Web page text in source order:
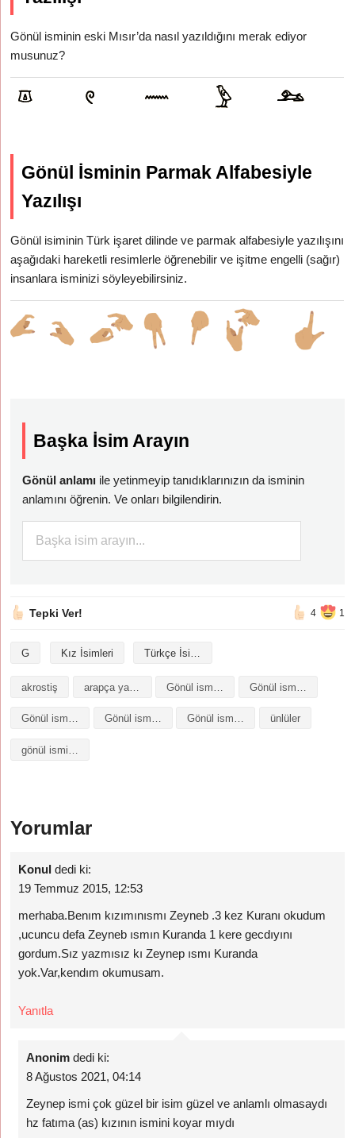
Gönül isminin eski Mısır’da nasıl yazıldığını merak ediyor
musunuz?
Gönül İsminin Parmak Alfabesiyle
Yazılışı
Gönül isiminin Türk işaret dilinde ve parmak alfabesiyle yazılışını
aşağıdaki hareketli resimlerle öğrenebilir ve işitme engelli (sağır)
insanlara isminizi söyleyebilirsiniz.
Başka İsim Arayın
Gönül anlamı ile yetinmeyip tanıdıklarınızın da isminin
anlamını öğrenin. Ve onları bilgilendirin.
Tepki Ver! 4 1
G Kız İsimleri Türkçe İsimler
akrostiş arapça yazılışı
Gönül isminin baş harfleriyle şiir Gönül isminin kökeni Gönül isminin numerolojisi ünlüler
Yorumlar
Konul dedi ki:
19 Temmuz 2015, 12:53
merhaba.Benım kızımınısmı Zeyneb .3 kez Kuranı okudum
,ucuncu defa Zeyneb ısmın Kuranda 1 kere gecdıyını
gordum.Sız yazmısız kı Zeynep ısmı Kuranda
yok.Var,kendım okumusam.
Yanıtla
Anonim dedi ki:
8 Ağustos 2021, 04:14
Zeynep ismi çok güzel bir isim güzel ve anlamlı olmasaydı
hz fatıma (as) kızının ismini koyar mıydı